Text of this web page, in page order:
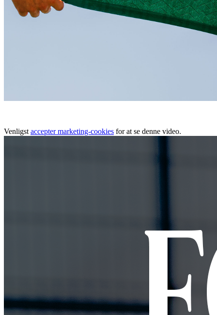
Venligst accepter marketing-cookies for at se denne video.